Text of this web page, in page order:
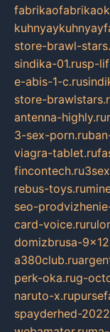
store-brawl-
sindika-01.rusp-
e-abis-1-c.ru
store-
antenna-highly.ru
3-sex-porn.ru
viagra-tablet.ru
fincontech.ru
rebus-toys.ru
seo-
card-voice.ru
domizbrusa-
a380club.ru
perk-oka.rug-
naruto-x.ru
spayderhed-